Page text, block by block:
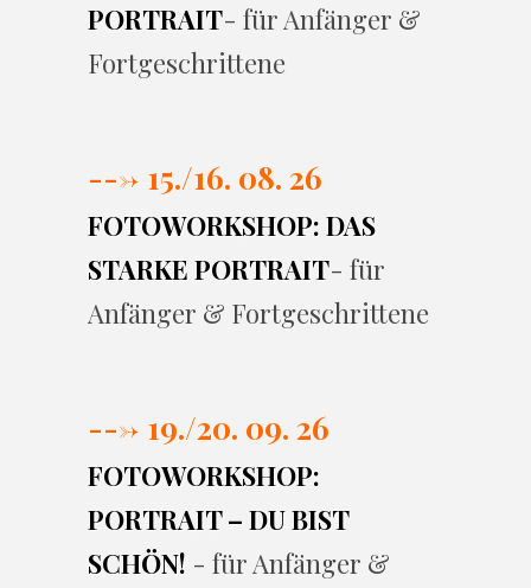
PORTRAIT- für Anfänger &
Fortgeschrittene
---> 15./16. 08. 26
FOTOWORKSHOP: DAS
STARKE PORTRAIT- für
Anfänger & Fortgeschrittene
---> 19./20. 09. 26
FOTOWORKSHOP:
PORTRAIT – DU BIST
SCHÖN! - für Anfänger &